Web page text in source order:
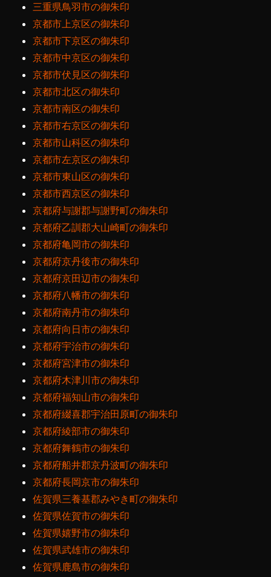
三重県鳥羽市の御朱印
京都市上京区の御朱印
京都市下京区の御朱印
京都市中京区の御朱印
京都市伏見区の御朱印
京都市北区の御朱印
京都市南区の御朱印
京都市右京区の御朱印
京都市山科区の御朱印
京都市左京区の御朱印
京都市東山区の御朱印
京都市西京区の御朱印
京都府与謝郡与謝野町の御朱印
京都府乙訓郡大山崎町の御朱印
京都府亀岡市の御朱印
京都府京丹後市の御朱印
京都府京田辺市の御朱印
京都府八幡市の御朱印
京都府南丹市の御朱印
京都府向日市の御朱印
京都府宇治市の御朱印
京都府宮津市の御朱印
京都府木津川市の御朱印
京都府福知山市の御朱印
京都府綴喜郡宇治田原町の御朱印
京都府綾部市の御朱印
京都府舞鶴市の御朱印
京都府船井郡京丹波町の御朱印
京都府長岡京市の御朱印
佐賀県三養基郡みやき町の御朱印
佐賀県佐賀市の御朱印
佐賀県嬉野市の御朱印
佐賀県武雄市の御朱印
佐賀県鹿島市の御朱印